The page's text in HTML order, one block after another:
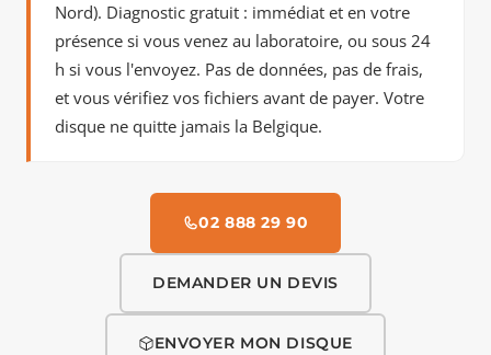
Nord). Diagnostic gratuit : immédiat et en votre
présence si vous venez au laboratoire, ou sous 24
h si vous l'envoyez. Pas de données, pas de frais,
et vous vérifiez vos fichiers avant de payer. Votre
disque ne quitte jamais la Belgique.
02 888 29 90
DEMANDER UN DEVIS
ENVOYER MON DISQUE